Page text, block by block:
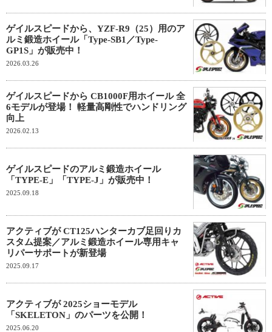
ゲイルスピードから、YZF-R9（25）用のア
ルミ鍛造ホイール「Type-SB1／Type-
GP1S」が販売中！
2026.03.26
ゲイルスピードから CB1000F用ホイール 全
6モデルが登場！ 軽量高剛性でハンドリング
向上
2026.02.13
ゲイルスピードのアルミ鍛造ホイール
「TYPE-E」「TYPE-J」が販売中！
2025.09.18
アクティブが CT125ハンターカブ足回りカ
スタム提案／アルミ鍛造ホイール専用キャ
リパーサポートが新登場
2025.09.17
アクティブが 2025ショーモデル
「SKELETON」のパーツを公開！
2025.06.20